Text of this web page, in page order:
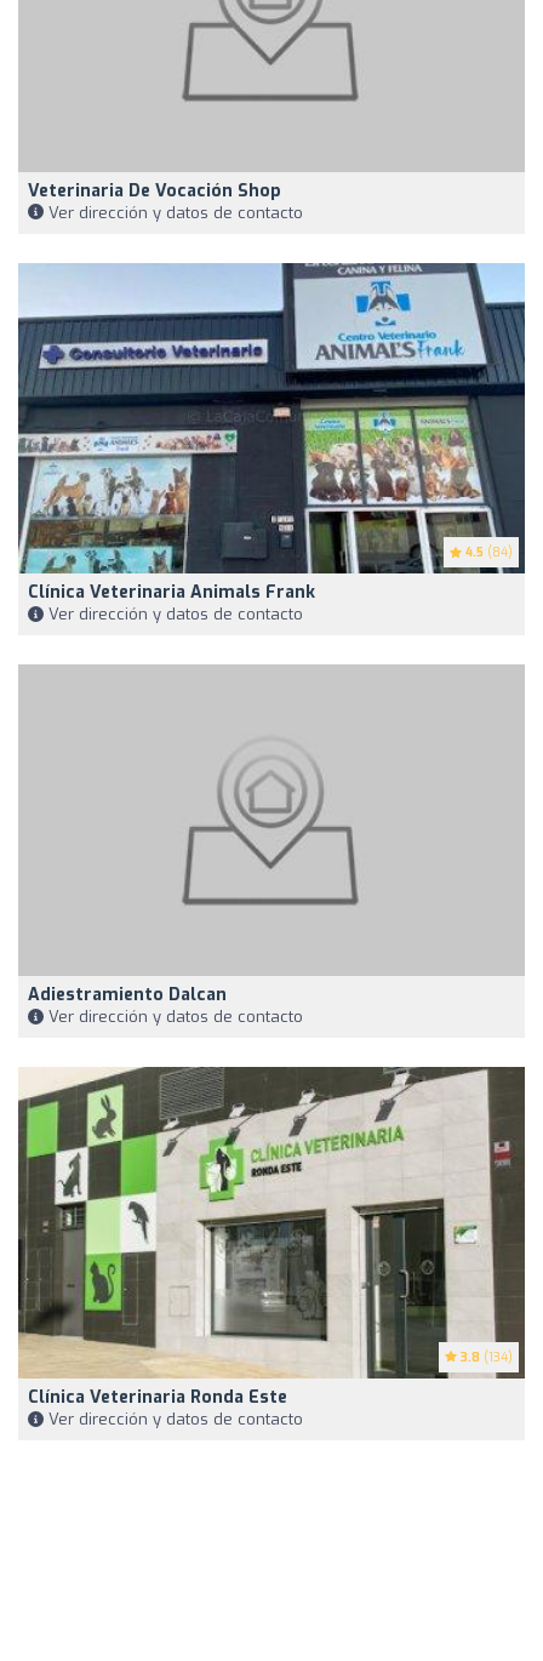
Veterinaria De Vocación Shop
Ver dirección y datos de contacto
4.5 (84)
Clínica Veterinaria Animals Frank
Ver dirección y datos de contacto
Adiestramiento Dalcan
Ver dirección y datos de contacto
3.8 (134)
Clínica Veterinaria Ronda Este
Ver dirección y datos de contacto